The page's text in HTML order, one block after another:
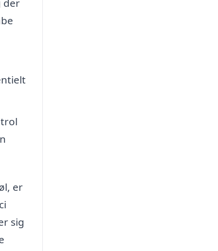
der
er
sig